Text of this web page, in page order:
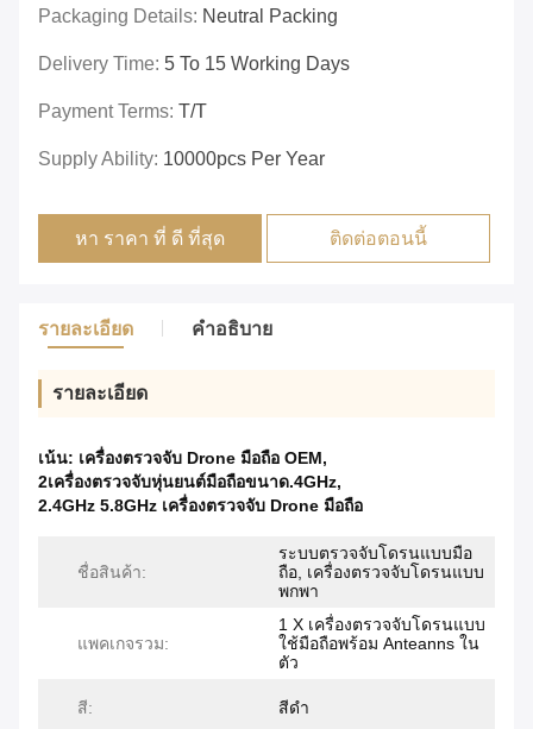
Packaging Details: Neutral Packing
Delivery Time: 5 To 15 Working Days
Payment Terms: T/T
Supply Ability: 10000pcs Per Year
หา ราคา ที่ ดี ที่สุด ติดต่อตอนนี้
รายละเอียด คำอธิบาย
รายละเอียด
เน้น: เครื่องตรวจจับ Drone มือถือ OEM,
2เครื่องตรวจจับหุ่นยนต์มือถือขนาด.4GHz,
2.4GHz 5.8GHz เครื่องตรวจจับ Drone มือถือ
ชื่อสินค้า:
ระบบตรวจจับโดรนแบบมือ
ถือ, เครื่องตรวจจับโดรนแบบ
พกพา
แพคเกจรวม:
1 X เครื่องตรวจจับโดรนแบบ
ใช้มือถือพร้อม Anteanns ใน
ตัว
สี: สีดํา